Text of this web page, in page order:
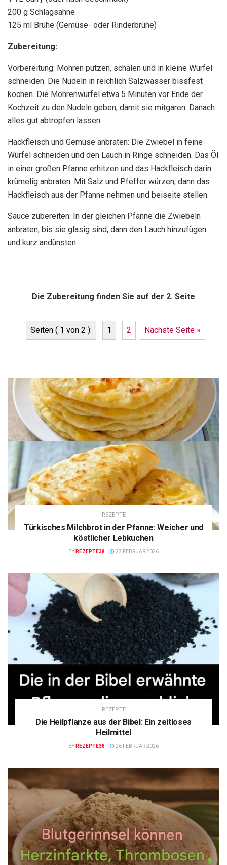
200 g Schlagsahne
125 ml Brühe (Gemüse- oder Rinderbrühe)
Zubereitung:
Vorbereitung: Möhren putzen, schälen und in kleine Würfel
schneiden. Die Nudeln in reichlich Salzwasser bissfest
kochen. Die Möhrenwürfel etwa 5 Minuten vor Ende der
Kochzeit zu den Nudeln geben, damit sie mitgaren. Danach
alles gut abtropfen lassen.
Hackfleisch und Gemüse anbraten: Die Zwiebel in feine
Würfel schneiden und den Lauch in Ringe schneiden. Das Öl
in einer großen Pfanne erhitzen und das Hackfleisch darin
krümelig anbraten. Mit Salz und Pfeffer würzen, dann das
Hackfleisch aus der Pfanne nehmen und beiseite stellen.
Sauce zubereiten: In der gleichen Pfanne die Zwiebeln
anbraten, bis sie glasig sind, dann den Lauch hinzufügen
und kurz andünsten.
Die Zubereitung finden Sie auf der 2. Seite
Seiten ( 1 von 2 ): 1 2 Nächste Seite »
REZEPTE
Türkisches Milchbrot in der Pfanne: Weicher und
köstlicher Lebkuchen
BY REZEPTE38 27 FEBRUAR 2026
REZEPTE
Die Heilpflanze aus der Bibel: Ein zeitloses
Heilmittel
BY REZEPTE38 26 FEBRUAR 2026